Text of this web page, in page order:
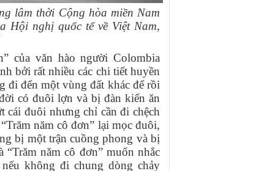
lâm thời Cộng hòa miền Nam
Hội nghị quốc tế về Việt Nam,
của văn hào người Colombia
bởi rất nhiều các chi tiết huyền
đi đến một vùng đất khác để rồi
có đuôi lợn và bị đàn kiến ăn
cái đuôi nhưng chỉ cần đi chệch
năm cô đơn” lại mọc đuôi,
bị một trận cuồng phong và bị
năm cô đơn” muốn nhắc
không đi chung dòng chảy